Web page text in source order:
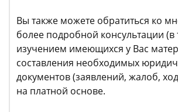
Вы также можете обратиться ко
более подробной консультации (в
изучением имеющихся у Вас
составления необходимых
документов (заявлений, жалоб,
на платной основе.